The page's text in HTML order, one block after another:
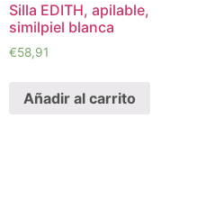
Silla EDITH, apilable,
similpiel blanca
€58,91
Añadir al carrito